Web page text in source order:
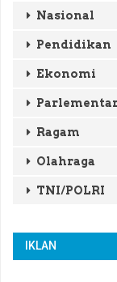
Nasional
Pendidikan
Ekonomi
Ragam
Olahraga
TNI/POLRI
IKLAN